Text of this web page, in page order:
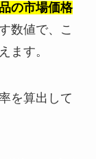
の市場価格
数値で、こ
ます。
を算出して